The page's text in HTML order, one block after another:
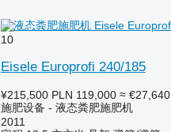
10
Eisele Europrofi 240/185
¥215,500 PLN 119,000 ≈ €27,640
施肥设备 - 液态粪肥施肥机
2011